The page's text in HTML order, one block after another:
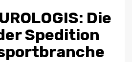
Die
Spedition